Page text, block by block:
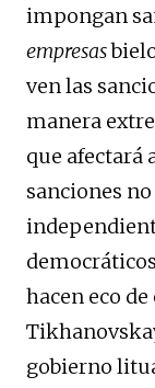
impongan
empresas
ven las
manera
que afectará
sanciones
hacen eco
gobierno